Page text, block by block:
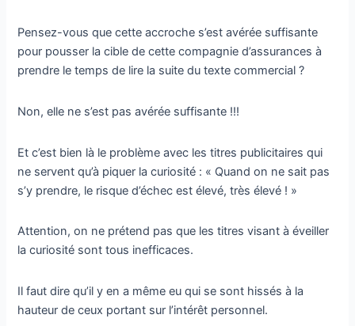
Pensez-vous que cette accroche s’est avérée suffisante
pour pousser la cible de cette compagnie d’assurances à
prendre le temps de lire la suite du texte commercial ?
Non, elle ne s’est pas avérée suffisante !!!
Et c’est bien là le problème avec les titres publicitaires qui
ne servent qu’à piquer la curiosité : « Quand on ne sait pas
s’y prendre, le risque d’échec est élevé, très élevé ! »
Attention, on ne prétend pas que les titres visant à éveiller
la curiosité sont tous inefficaces.
Il faut dire qu’il y en a même eu qui se sont hissés à la
hauteur de ceux portant sur l’intérêt personnel.